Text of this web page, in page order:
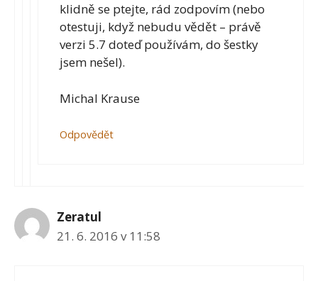
klidně se ptejte, rád zodpovím (nebo
otestuji, když nebudu vědět – právě
verzi 5.7 doteď používám, do šestky
jsem nešel).
Michal Krause
Odpovědět
Zeratul
21. 6. 2016 v 11:58